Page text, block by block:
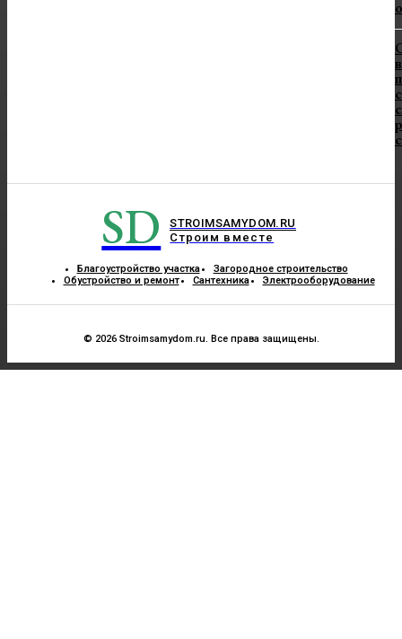
SD
STROIMSAMYDOM.RU
Строим вместе
Благоустройство участка
Загородное строительство
Обустройство и ремонт
Сантехника Электрооборудование
© 2026 Stroimsamydom.ru. Все права защищены.